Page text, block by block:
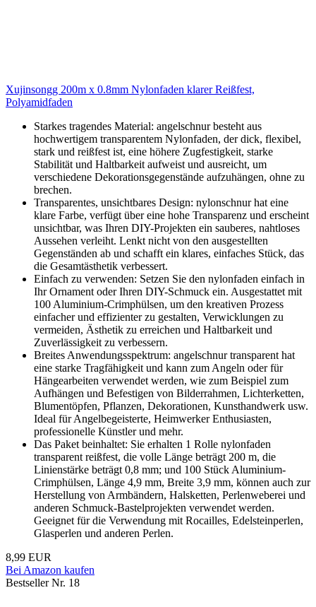
Xujinsongg 200m x 0.8mm Nylonfaden klarer Reißfest,
Polyamidfaden
Starkes tragendes Material: angelschnur besteht aus
hochwertigem transparentem Nylonfaden, der dick, flexibel,
stark und reißfest ist, eine höhere Zugfestigkeit, starke
Stabilität und Haltbarkeit aufweist und ausreicht, um
verschiedene Dekorationsgegenstände aufzuhängen, ohne zu
brechen.
Transparentes, unsichtbares Design: nylonschnur hat eine
klare Farbe, verfügt über eine hohe Transparenz und erscheint
unsichtbar, was Ihren DIY-Projekten ein sauberes, nahtloses
Aussehen verleiht. Lenkt nicht von den ausgestellten
Gegenständen ab und schafft ein klares, einfaches Stück, das
die Gesamtästhetik verbessert.
Einfach zu verwenden: Setzen Sie den nylonfaden einfach in
Ihr Ornament oder Ihren DIY-Schmuck ein. Ausgestattet mit
100 Aluminium-Crimphülsen, um den kreativen Prozess
einfacher und effizienter zu gestalten, Verwicklungen zu
vermeiden, Ästhetik zu erreichen und Haltbarkeit und
Zuverlässigkeit zu verbessern.
Breites Anwendungsspektrum: angelschnur transparent hat
eine starke Tragfähigkeit und kann zum Angeln oder für
Hängearbeiten verwendet werden, wie zum Beispiel zum
Aufhängen und Befestigen von Bilderrahmen, Lichterketten,
Blumentöpfen, Pflanzen, Dekorationen, Kunsthandwerk usw.
Ideal für Angelbegeisterte, Heimwerker Enthusiasten,
professionelle Künstler und mehr.
Das Paket beinhaltet: Sie erhalten 1 Rolle nylonfaden
transparent reißfest, die volle Länge beträgt 200 m, die
Linienstärke beträgt 0,8 mm; und 100 Stück Aluminium-
Crimphülsen, Länge 4,9 mm, Breite 3,9 mm, können auch zur
Herstellung von Armbändern, Halsketten, Perlenweberei und
anderen Schmuck-Bastelprojekten verwendet werden.
Geeignet für die Verwendung mit Rocailles, Edelsteinperlen,
Glasperlen und anderen Perlen.
8,99 EUR
Bei Amazon kaufen
Bestseller Nr. 18